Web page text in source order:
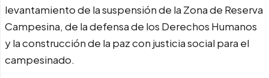
levantamiento de la suspensión de la Zona de Reserva
Campesina, de la defensa de los Derechos Humanos
y la construcción de la paz con justicia social para el
campesinado.